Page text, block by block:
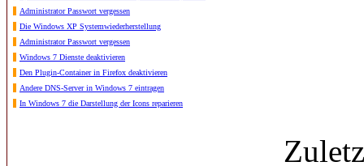
Administrator Passwort vergessen
Die Windows XP Systemwiederherstellung
Administrator Passwort vergessen
Windows 7 Dienste deaktivieren
Den Plugin-Container in Firefox deaktivieren
Andere DNS-Server in Windows 7 eintragen
In Windows 7 die Darstellung der Icons reparieren